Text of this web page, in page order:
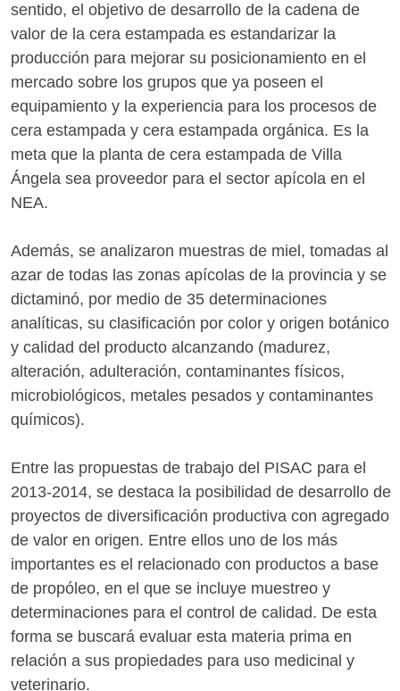
sentido, el objetivo de desarrollo de la cadena de
valor de la cera estampada es estandarizar la
producción para mejorar su posicionamiento en el
mercado sobre los grupos que ya poseen el
equipamiento y la experiencia para los procesos de
cera estampada y cera estampada orgánica. Es la
meta que la planta de cera estampada de Villa
Ángela sea proveedor para el sector apícola en el
NEA.
Además, se analizaron muestras de miel, tomadas al
azar de todas las zonas apícolas de la provincia y se
dictaminó, por medio de 35 determinaciones
analíticas, su clasificación por color y origen botánico
y calidad del producto alcanzando (madurez,
alteración, adulteración, contaminantes físicos,
microbiológicos, metales pesados y contaminantes
químicos).
Entre las propuestas de trabajo del PISAC para el
2013-2014, se destaca la posibilidad de desarrollo de
proyectos de diversificación productiva con agregado
de valor en origen. Entre ellos uno de los más
importantes es el relacionado con productos a base
de propóleo, en el que se incluye muestreo y
determinaciones para el control de calidad. De esta
forma se buscará evaluar esta materia prima en
relación a sus propiedades para uso medicinal y
veterinario.